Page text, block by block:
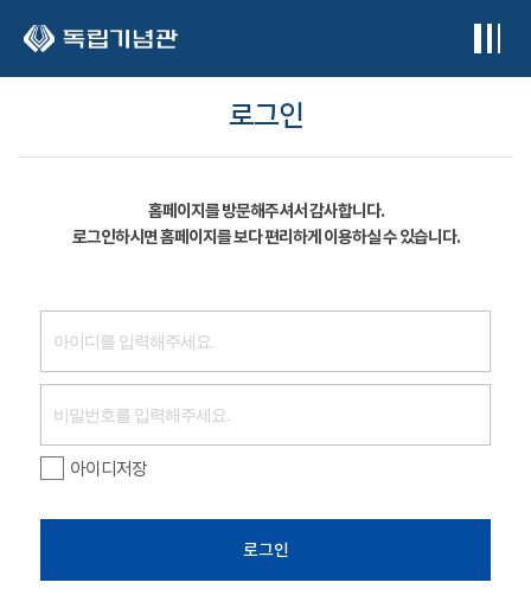
로그인
홈페이지를 방문해주셔서 감사합니다.
로그인하시면 홈페이지를 보다 편리하게 이용하실 수 있습니다.
아이디저장
로그인